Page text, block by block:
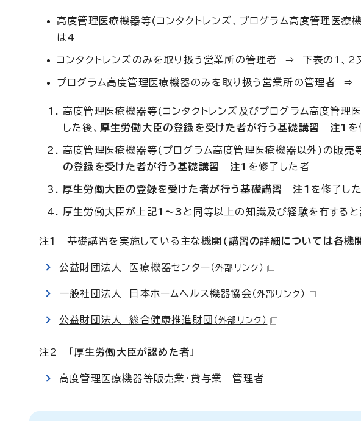
高度管理医療機器等(コンタクトレンズ、プログラム高度管理
は4
コンタクトレンズのみを取り扱う営業所の管理者 ⇒ 下表の1、2
プログラム高度管理医療機器のみを取り扱う営業所の管理者 ⇒
高度管理医療機器等(コンタクトレンズ及びプログラム高度管理
した後、 厚生労働大臣の登録を受けた者が行う基礎講習 注1 を
高度管理医療機器等(プログラム高度管理医療機器以外)の販売
の登録を受けた者が行う基礎講習 注1 を修了した者
厚生労働大臣の登録を受けた者が行う基礎講習 注1 を修了し
厚生労働大臣が上記1～3 と同等以上の知識及び経験を有する
注1 基礎講習を実施している主な機関 (講習の詳細については各機
公益財団法人 医療機器センター （外部リンク）
一般社団法人 日本ホームヘルス機器協会 （外部リンク）
公益財団法人 総合健康推進財団 （外部リンク）
注2 「厚生労働大臣が認めた者」
高度管理医療機器等販売業・貸与業 管理者